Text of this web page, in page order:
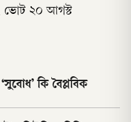
ভোট ২০ আগস্ট
কি বৈপ্লবিক